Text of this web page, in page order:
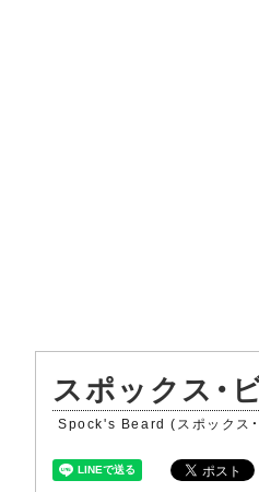
スポックス・
Spock's Beard (スポックス